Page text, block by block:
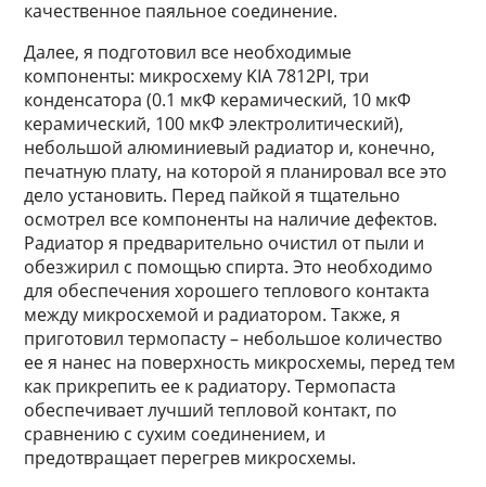
качественное паяльное соединение.
Далее, я подготовил все необходимые
компоненты: микросхему KIA 7812PI, три
конденсатора (0.1 мкФ керамический, 10 мкФ
керамический, 100 мкФ электролитический),
небольшой алюминиевый радиатор и, конечно,
печатную плату, на которой я планировал все это
дело установить. Перед пайкой я тщательно
осмотрел все компоненты на наличие дефектов.
Радиатор я предварительно очистил от пыли и
обезжирил с помощью спирта. Это необходимо
для обеспечения хорошего теплового контакта
между микросхемой и радиатором. Также, я
приготовил термопасту – небольшое количество
ее я нанес на поверхность микросхемы, перед тем
как прикрепить ее к радиатору. Термопаста
обеспечивает лучший тепловой контакт, по
сравнению с сухим соединением, и
предотвращает перегрев микросхемы.